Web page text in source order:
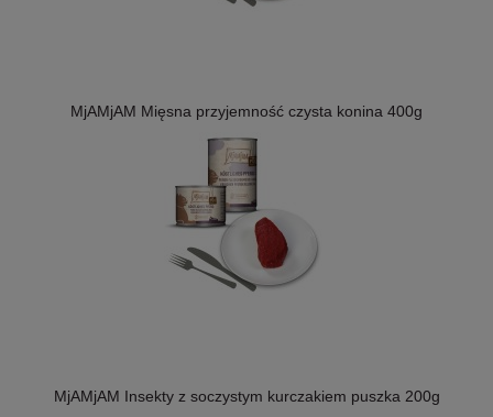
MjAMjAM Mięsna przyjemność czysta konina 400g
MjAMjAM Insekty z soczystym kurczakiem puszka 200g